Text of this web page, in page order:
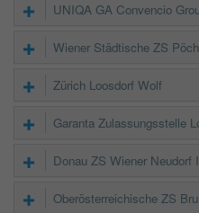
UNIQA GA Convencio
Wiener Städtische ZS
Zürich Loosdorf Wolf
Garanta Zulassungsstelle
Donau ZS Wiener Neudorf
Oberösterreichische ZS